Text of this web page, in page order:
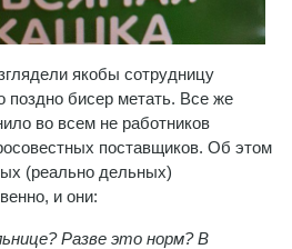
якобы сотрудницу
поздно бисер метать. Все же
во всем не работников
поставщиков. Об этом
(реально дельных)
и они:
Разве это норм? В